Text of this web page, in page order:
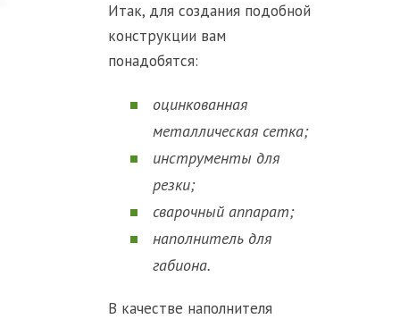
Итак, для создания подобной
конструкции вам
понадобятся:
оцинкованная
металлическая сетка;
инструменты для
резки;
сварочный аппарат;
наполнитель для
габиона.
В качестве наполнителя